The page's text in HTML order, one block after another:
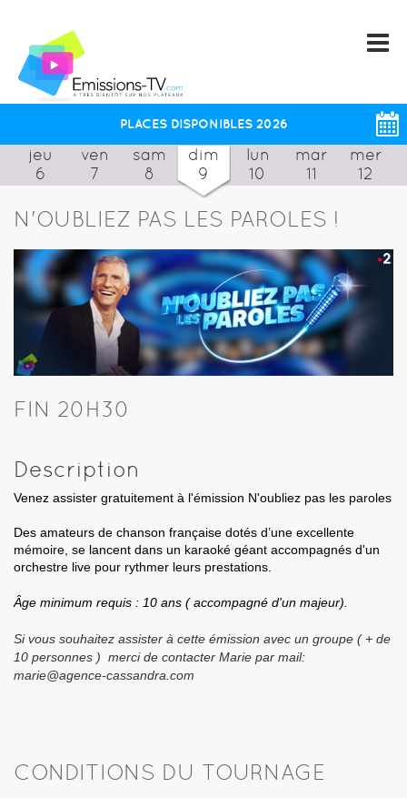
PLACES DISPONIBLES 2026
jeu
6
ven
7
sam
8
dim
9
lun
10
mar
11
mer
12
N'OUBLIEZ PAS LES PAROLES !
FIN 20H30
Description
Venez assister gratuitement à l'émission N'oubliez pas les paroles
Des amateurs de chanson française dotés d’une excellente
mémoire, se lancent dans un karaoké géant accompagnés d'un
orchestre live pour rythmer leurs prestations.
Âge minimum requis : 10 ans ( accompagné d'un majeur).
Si vous souhaitez assister à cette émission avec un groupe ( + de
10 personnes ) merci de contacter Marie par mail:
marie@agence-cassandra.com
CONDITIONS DU TOURNAGE